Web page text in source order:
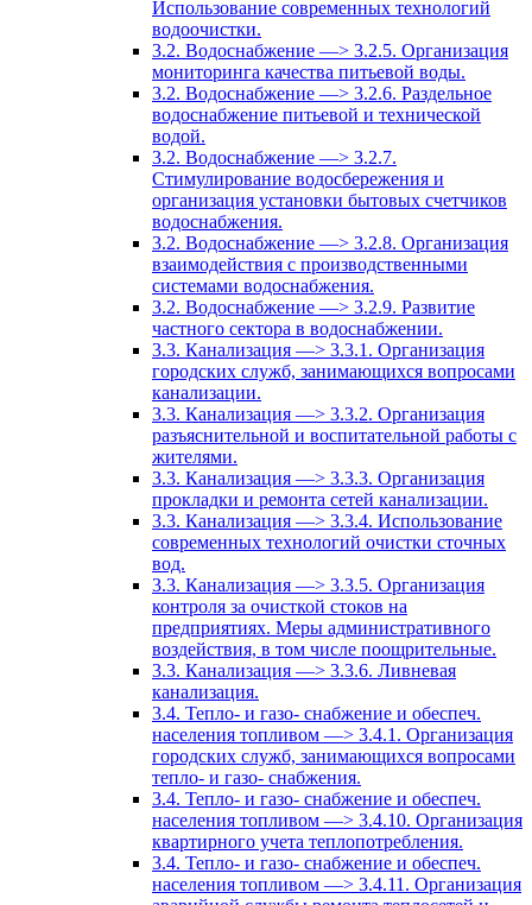
Использование современных технологий
водоочистки.
3.2. Водоснабжение —> 3.2.5. Организация
мониторинга качества питьевой воды.
3.2. Водоснабжение —> 3.2.6. Раздельное
водоснабжение питьевой и технической
водой.
3.2. Водоснабжение —> 3.2.7.
Стимулирование водосбережения и
организация установки бытовых счетчиков
водоснабжения.
3.2. Водоснабжение —> 3.2.8. Организация
взаимодействия с производственными
системами водоснабжения.
3.2. Водоснабжение —> 3.2.9. Развитие
частного сектора в водоснабжении.
3.3. Канализация —> 3.3.1. Организация
городских служб, занимающихся вопросами
канализации.
3.3. Канализация —> 3.3.2. Организация
разъяснительной и воспитательной работы с
жителями.
3.3. Канализация —> 3.3.3. Организация
прокладки и ремонта сетей канализации.
3.3. Канализация —> 3.3.4. Использование
современных технологий очистки сточных
вод.
3.3. Канализация —> 3.3.5. Организация
контроля за очисткой стоков на
предприятиях. Меры административного
воздействия, в том числе поощрительные.
3.3. Канализация —> 3.3.6. Ливневая
канализация.
3.4. Тепло- и газо- снабжение и обеспеч.
населения топливом —> 3.4.1. Организация
городских служб, занимающихся вопросами
тепло- и газо- снабжения.
3.4. Тепло- и газо- снабжение и обеспеч.
населения топливом —> 3.4.10. Организация
квартирного учета теплопотребления.
3.4. Тепло- и газо- снабжение и обеспеч.
населения топливом —> 3.4.11. Организация